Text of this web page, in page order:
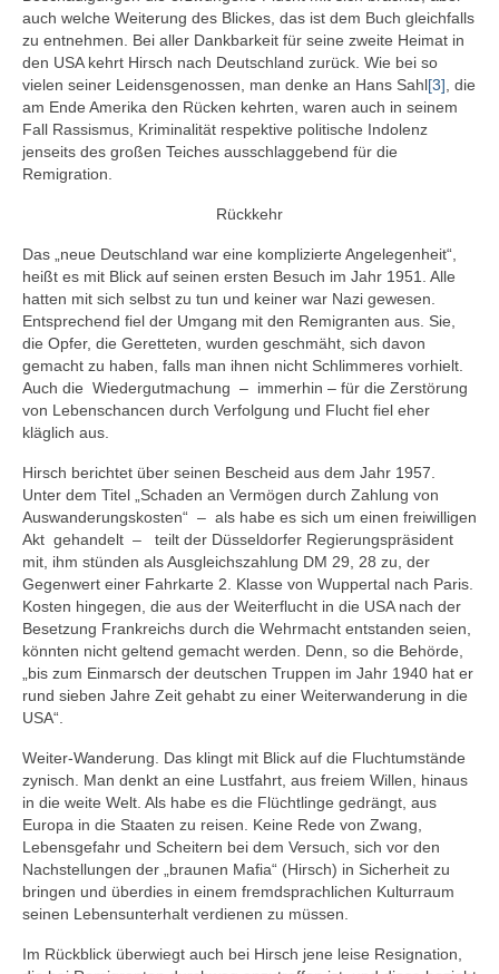
auch welche Weiterung des Blickes, das ist dem Buch gleichfalls
zu entnehmen. Bei aller Dankbarkeit für seine zweite Heimat in
den USA kehrt Hirsch nach Deutschland zurück. Wie bei so
vielen seiner Leidensgenossen, man denke an Hans Sahl[3] , die
am Ende Amerika den Rücken kehrten, waren auch in seinem
Fall Rassismus, Kriminalität respektive politische Indolenz
jenseits des großen Teiches ausschlaggebend für die
Remigration.
Rückkehr
Das „neue Deutschland war eine komplizierte Angelegenheit“,
heißt es mit Blick auf seinen ersten Besuch im Jahr 1951. Alle
hatten mit sich selbst zu tun und keiner war Nazi gewesen.
Entsprechend fiel der Umgang mit den Remigranten aus. Sie,
die Opfer, die Geretteten, wurden geschmäht, sich davon
gemacht zu haben, falls man ihnen nicht Schlimmeres vorhielt.
Auch die Wiedergutmachung – immerhin – für die Zerstörung
von Lebenschancen durch Ver­folgung und Flucht fiel eher
kläglich aus.
Hirsch berichtet über seinen Bescheid aus dem Jahr 1957.
Unter dem Titel „Schaden an Vermögen durch Zahlung von
Auswanderungskosten“ – als habe es sich um einen freiwilligen
Akt gehandelt – teilt der Düsseldorfer Regierungspräsident
mit, ihm stünden als Ausgleichszahlung DM 29, 28 zu, der
Gegenwert einer Fahrkarte 2. Klasse von Wuppertal nach Paris.
Kosten hingegen, die aus der Weiterflucht in die USA nach der
Besetzung Frankreichs durch die Wehrmacht entstanden seien,
könnten nicht geltend gemacht werden. Denn, so die Behörde,
„bis zum Einmarsch der deutschen Truppen im Jahr 1940 hat er
rund sieben Jahre Zeit gehabt zu einer Weiterwanderung in die
USA“.
Weiter-Wanderung. Das klingt mit Blick auf die Fluchtumstände
zynisch. Man denkt an eine Lust­fahrt, aus freiem Willen, hinaus
in die weite Welt. Als habe es die Flüchtlinge gedrängt, aus
Europa in die Staaten zu reisen. Keine Rede von Zwang,
Lebensgefahr und Scheitern bei dem Versuch, sich vor den
Nachstellungen der „braunen Mafia“ (Hirsch) in Sicherheit zu
bringen und überdies in einem fremdsprachlichen Kulturraum
seinen Lebensunterhalt verdienen zu müssen.
Im Rückblick überwiegt auch bei Hirsch jene leise Resignation,